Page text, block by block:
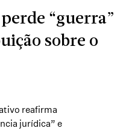
“guerra”
sobre o
reafirma
jurídica” e